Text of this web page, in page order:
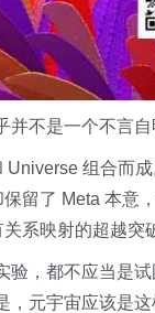
不是一个不言自
Universe 组合而
保留了 Meta 本
系映射的超越突
验，都不应当是
元宇宙应该是